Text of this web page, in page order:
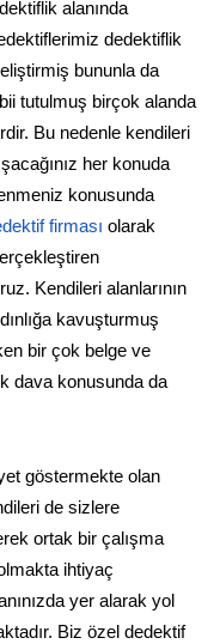
alanında
dedektiflik
bununla da
tutulmuş birçok alanda
Bu nedenle kendileri
her konuda
konusunda
firması olarak
Kendileri alanlarının
kavuşturmuş
bir çok belge ve
dava konusunda da
göstermekte olan
de sizlere
ortak bir çalışma
ihtiyaç
yer alarak yol
Biz özel dedektif